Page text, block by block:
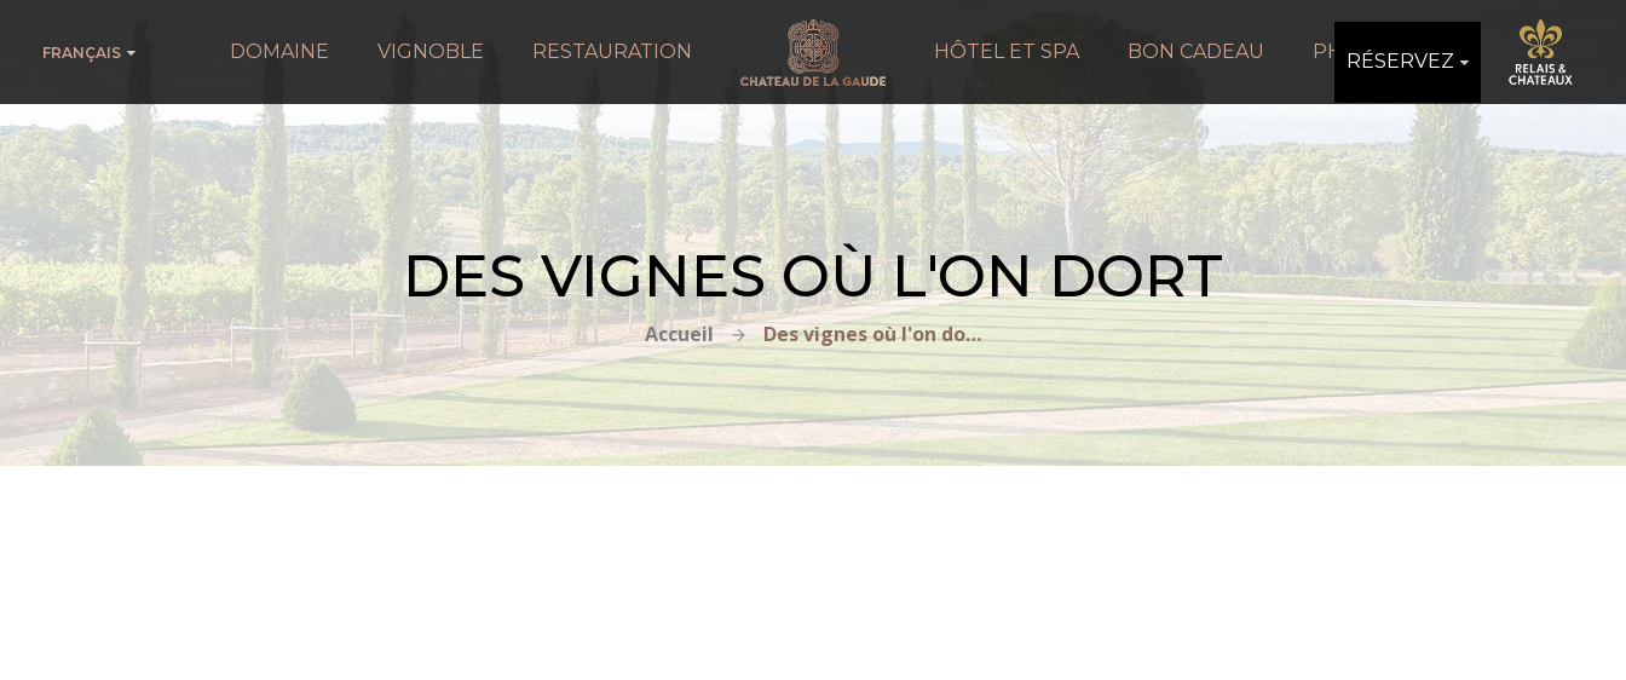
FRANÇAIS DOMAINE VIGNOBLE RESTAURATION HÔTEL ET SPA BON CADEAU PHOTOS
RÉSERVEZ
DES VIGNES OÙ L'ON DORT
Accueil Des vignes où l'on dort